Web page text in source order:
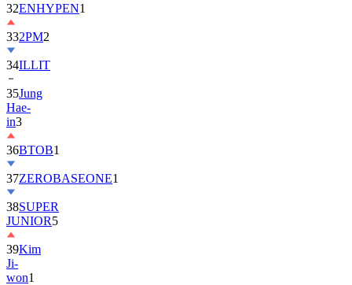
32ENHYPEN1
332PM2
34ILLIT
35Jung
Hae-
in3
36BTOB1
37ZEROBASEONE1
38SUPER
JUNIOR5
39Kim
Ji-
won1